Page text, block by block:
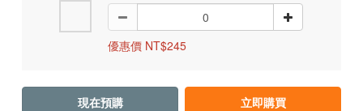
優惠價 NT$245
現在預購 立即購買